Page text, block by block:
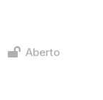
Aberto